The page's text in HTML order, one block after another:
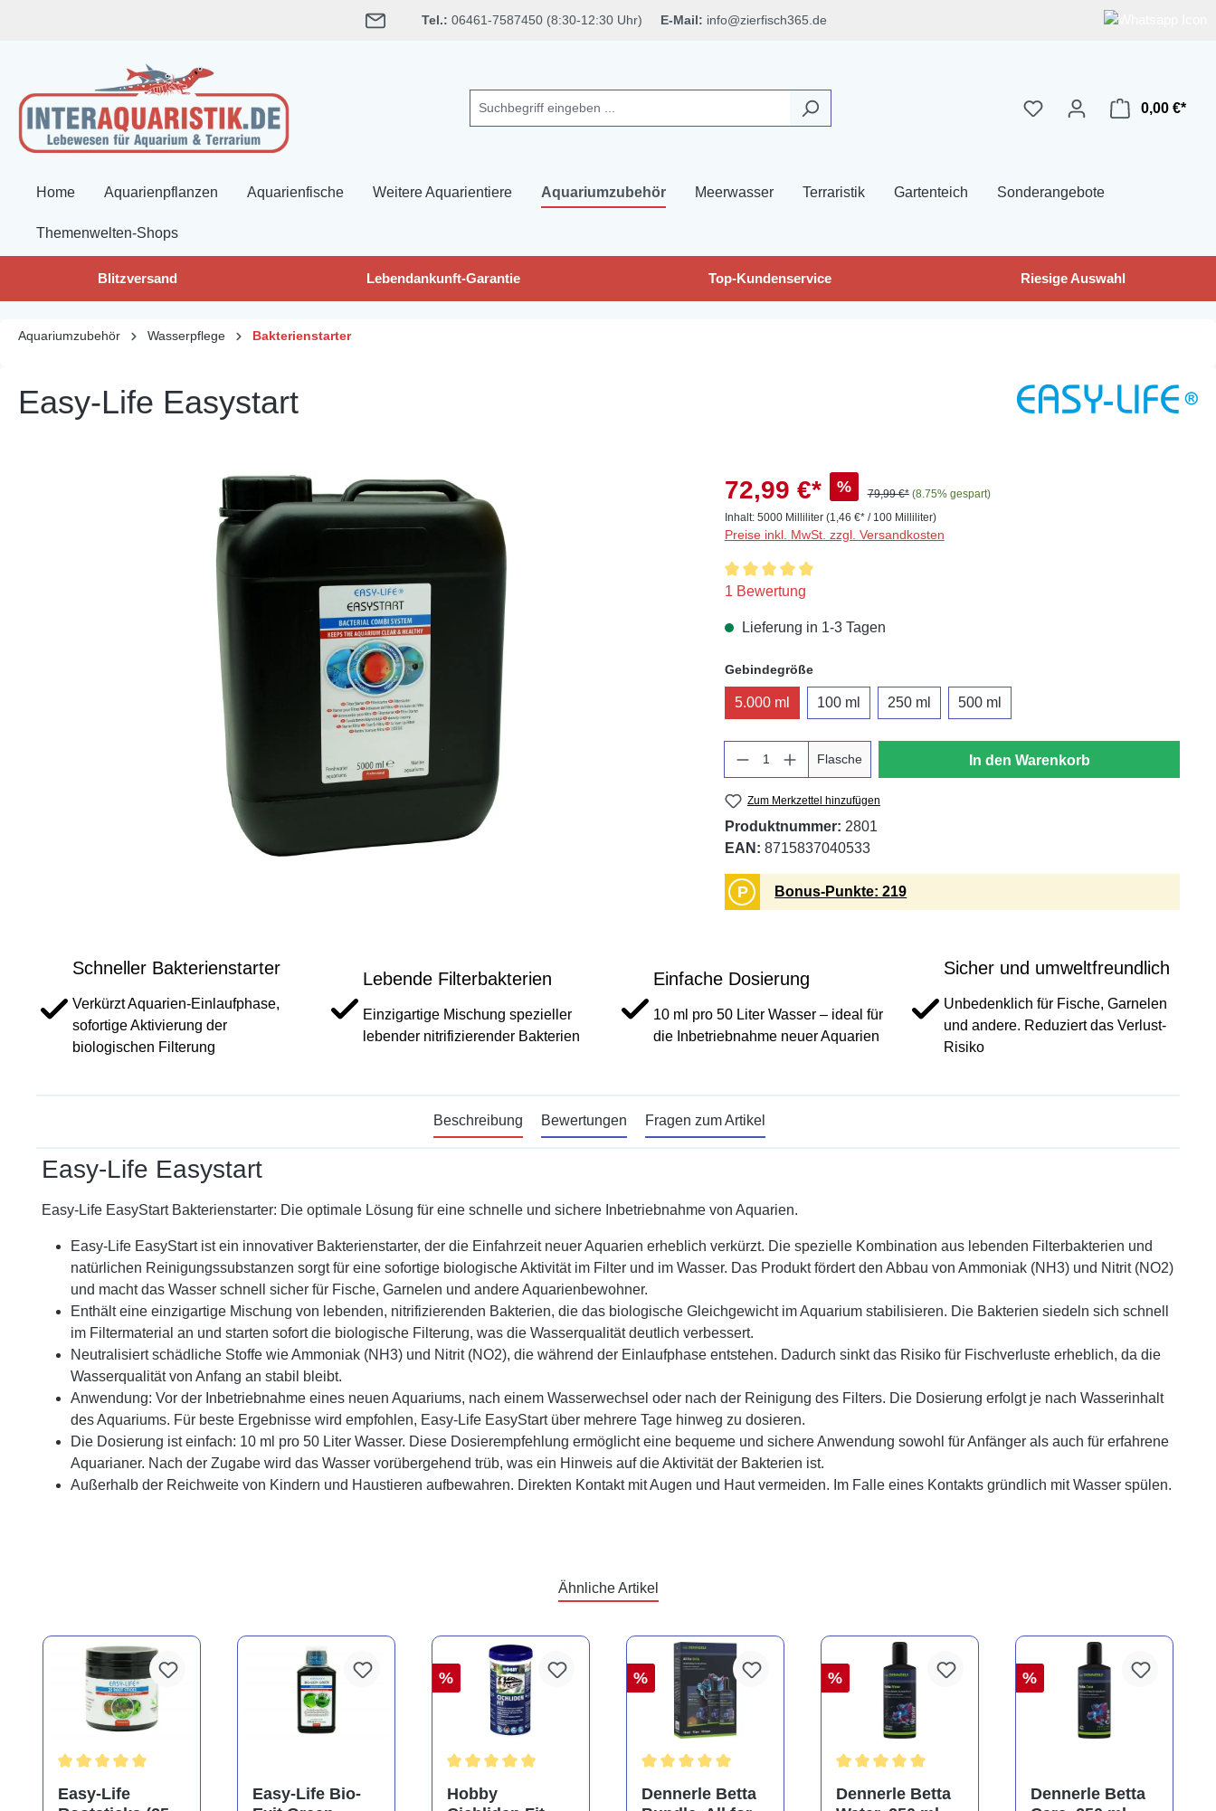
Tel.: 06461-7587450 (8:30-12:30 Uhr) E-Mail: info@zierfisch365.de
0,00 €*
Home Aquarienpflanzen Aquarienfische Weitere Aquarientiere Aquariumzubehör Meerwasser Terraristik Gartenteich Sonderangebote
Themenwelten-Shops
Blitzversand Lebendankunft-Garantie Top-Kundenservice Riesige Auswahl
Aquariumzubehör Wasserpflege Bakterienstarter
Easy-Life Easystart
72,99 €* % 79,99 €* (8.75% gespart)
Inhalt: 5000 Milliliter (1,46 €* / 100 Milliliter)
Preise inkl. MwSt. zzgl. Versandkosten
Durchschnittliche Bewertung von 5 von 5 Sternen
1 Bewertung
Lieferung in 1-3 Tagen
Gebindegrößeauswählen
5.000 ml 100 ml 250 ml 500 ml
Flasche In den Warenkorb
Zum Merkzettel hinzufügen
Produktnummer: 2801
EAN: 8715837040533
P Bonus-Punkte: 219
Schneller Bakterienstarter
Verkürzt Aquarien-Einlaufphase,
sofortige Aktivierung der
biologischen Filterung
Lebende Filterbakterien
Einzigartige Mischung spezieller
lebender nitrifizierender Bakterien
Einfache Dosierung
10 ml pro 50 Liter Wasser – ideal für
die Inbetriebnahme neuer Aquarien
Sicher und umweltfreundlich
Unbedenklich für Fische, Garnelen
und andere. Reduziert das Verlust-
Risiko
Beschreibung Bewertungen Fragen zum Artikel
Easy-Life Easystart
Easy-Life EasyStart Bakterienstarter: Die optimale Lösung für eine schnelle und sichere Inbetriebnahme von Aquarien.
Easy-Life EasyStart ist ein innovativer Bakterienstarter, der die Einfahrzeit neuer Aquarien erheblich verkürzt. Die spezielle Kombination aus lebenden Filterbakterien und
natürlichen Reinigungssubstanzen sorgt für eine sofortige biologische Aktivität im Filter und im Wasser. Das Produkt fördert den Abbau von Ammoniak (NH3) und Nitrit (NO2)
und macht das Wasser schnell sicher für Fische, Garnelen und andere Aquarienbewohner.
Enthält eine einzigartige Mischung von lebenden, nitrifizierenden Bakterien, die das biologische Gleichgewicht im Aquarium stabilisieren. Die Bakterien siedeln sich schnell
im Filtermaterial an und starten sofort die biologische Filterung, was die Wasserqualität deutlich verbessert.
Neutralisiert schädliche Stoffe wie Ammoniak (NH3) und Nitrit (NO2), die während der Einlaufphase entstehen. Dadurch sinkt das Risiko für Fischverluste erheblich, da die
Wasserqualität von Anfang an stabil bleibt.
Anwendung: Vor der Inbetriebnahme eines neuen Aquariums, nach einem Wasserwechsel oder nach der Reinigung des Filters. Die Dosierung erfolgt je nach Wasserinhalt
des Aquariums. Für beste Ergebnisse wird empfohlen, Easy-Life EasyStart über mehrere Tage hinweg zu dosieren.
Die Dosierung ist einfach: 10 ml pro 50 Liter Wasser. Diese Dosierempfehlung ermöglicht eine bequeme und sichere Anwendung sowohl für Anfänger als auch für erfahrene
Aquarianer. Nach der Zugabe wird das Wasser vorübergehend trüb, was ein Hinweis auf die Aktivität der Bakterien ist.
Außerhalb der Reichweite von Kindern und Haustieren aufbewahren. Direkten Kontakt mit Augen und Haut vermeiden. Im Falle eines Kontakts gründlich mit Wasser spülen.
Ähnliche Artikel
Durchschnittliche Bewertung von 5 von 5 Sternen
Easy-Life
Easy-Life Bio-
%
Durchschnittliche Bewertung von 5 von 5 Sternen
Hobby
%
Durchschnittliche Bewertung von 5 von 5 Sternen
Dennerle Betta
%
Durchschnittliche Bewertung von 5 von 5 Sternen
Dennerle Betta
%
Dennerle Betta